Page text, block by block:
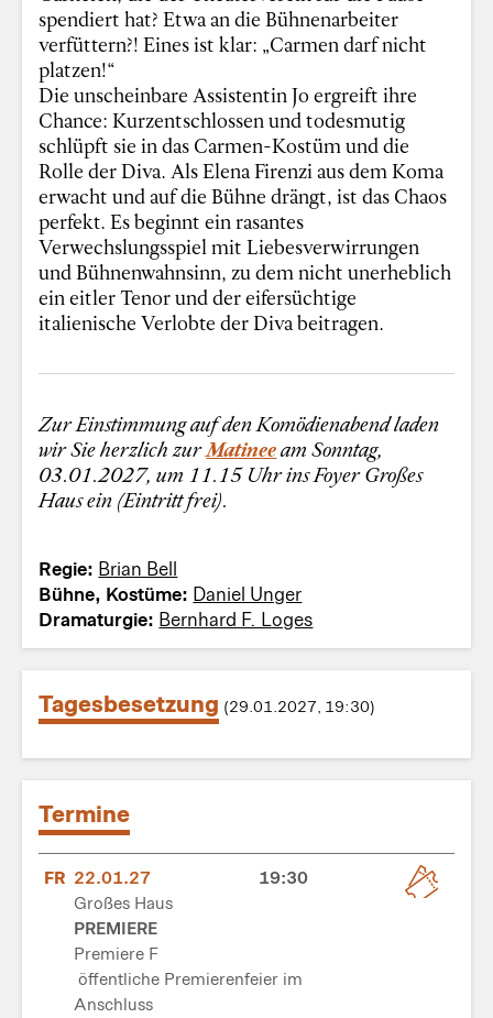
spendiert hat? Etwa an die Bühnenarbeiter
verfüttern?! Eines ist klar: „Carmen darf nicht
platzen!“
Die unscheinbare Assistentin Jo ergreift ihre
Chance: Kurzentschlossen und todesmutig
schlüpft sie in das Carmen-Kostüm und die
Rolle der Diva. Als Elena Firenzi aus dem Koma
erwacht und auf die Bühne drängt, ist das Chaos
perfekt. Es beginnt ein rasantes
Verwechslungsspiel mit Liebesverwirrungen
und Bühnenwahnsinn, zu dem nicht unerheblich
ein eitler Tenor und der eifersüchtige
italienische Verlobte der Diva beitragen.
Zur Einstimmung auf den Komödienabend laden
wir Sie herzlich zurMatineeam Sonntag,
03.01.2027, um 11.15 Uhr ins Foyer Großes
Haus ein (Eintritt frei).
Regie: Brian Bell
Bühne, Kostüme: Daniel Unger
Dramaturgie: Bernhard F. Loges
Tagesbesetzung (29.01.2027, 19:30)
Termine
FR 22.01.27
19:30
Großes Haus
PREMIERE
Premiere F
öffentliche Premierenfeier im
Anschluss